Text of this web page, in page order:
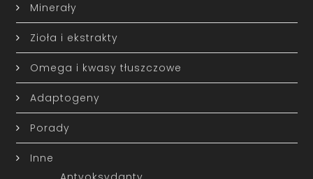
Minerały
Zioła i ekstrakty
Omega i kwasy tłuszczowe
Adaptogeny
Porady
Inne